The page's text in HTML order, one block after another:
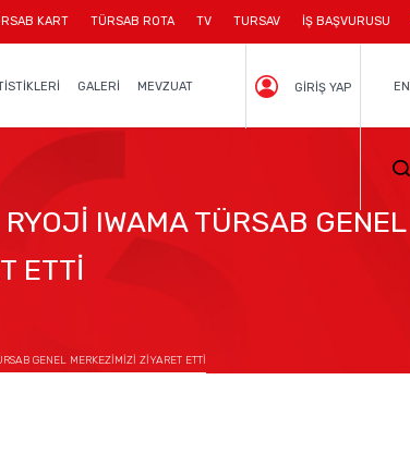
KART TÜRSAB ROTA TV TURSAV İŞ BAŞVURUSU
GALERİ MEVZUAT GİRİŞ YAP EN
IWAMA TÜRSAB GENEL
ETTİ
GENEL MERKEZİMİZİ ZİYARET ETTİ